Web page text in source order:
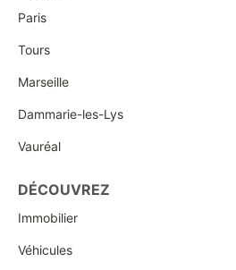
Paris
Tours
Marseille
Dammarie-les-Lys
Vauréal
DÉCOUVREZ
Immobilier
Véhicules